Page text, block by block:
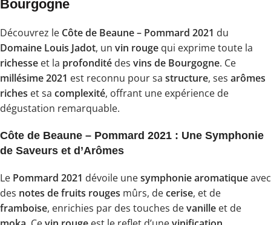
Bourgogne
Découvrez le Côte de Beaune – Pommard 2021 du
Domaine Louis Jadot, un vin rouge qui exprime toute la
richesse et la profondité des vins de Bourgogne. Ce
millésime 2021 est reconnu pour sa structure, ses arômes
riches et sa complexité, offrant une expérience de
dégustation remarquable.
Côte de Beaune – Pommard 2021 : Une Symphonie
de Saveurs et d’Arômes
Le Pommard 2021 dévoile unesymphonie aromatiqueavec
des notes de fruits rouges mûrs, decerise, et de
framboise, enrichies par des touches devanille et de